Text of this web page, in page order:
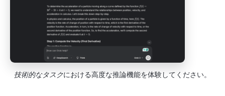
技術的なタスクにおける高度な推論機能を体験してください。